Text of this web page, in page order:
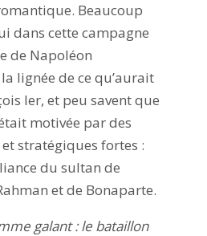
Beaucoup
dans cette campagne
de Napoléon
lignée de ce qu’aurait
Ier, et peu savent que
motivée par des
stratégiques fortes :
du sultan de
et de Bonaparte.
galant : le bataillon